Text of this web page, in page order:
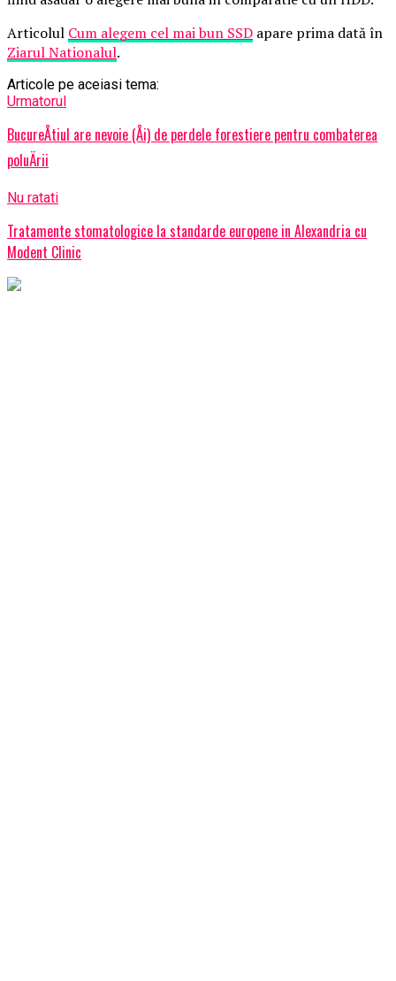
Articolul Cum alegem cel mai bun SSD apare prima dată în
Ziarul Nationalul.
Articole pe aceiasi tema:
Urmatorul
BucureÅtiul are nevoie (Åi) de perdele forestiere pentru combaterea
poluÄrii
Nu ratati
Tratamente stomatologice la standarde europene in Alexandria cu
Modent Clinic